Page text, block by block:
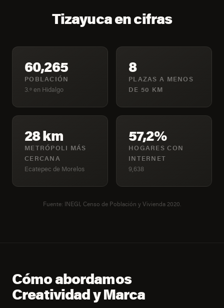
Tizayuca en cifras
60,265
POBLACIÓN
3.º en Hidalgo
8
PLAZAS A MENOS
DE 50 KM
28 km
METRÓPOLI MÁS
CERCANA
Ecatepec de Morelos
57,2%
HOGARES CON
INTERNET
9,638
Fuente: INEGI, Censo de Población y Vivienda 2020.
Cómo abordamos
Creatividad y Marca